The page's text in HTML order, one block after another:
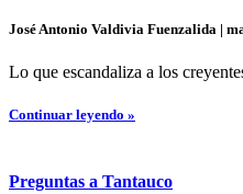
José Antonio Valdivia Fuenzalida |
Lo que escandaliza a los
Continuar leyendo »
Preguntas a Tantauco